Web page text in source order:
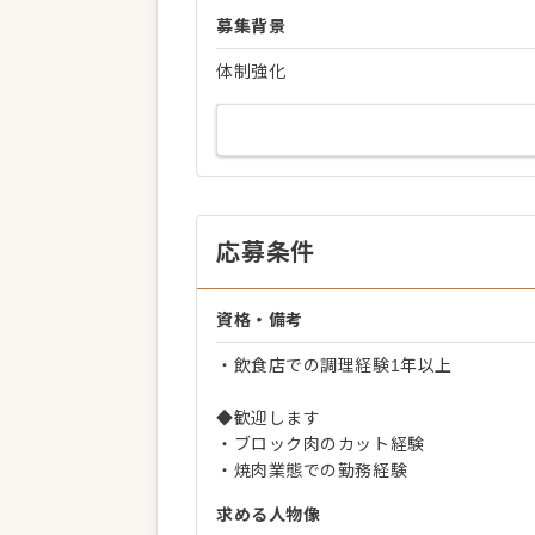
募集背景
体制強化
応募条件
資格・備考
・飲食店での調理経験1年以上
◆歓迎します
・ブロック肉のカット経験
・焼肉業態での勤務経験
求める人物像